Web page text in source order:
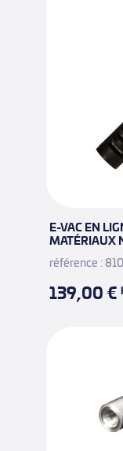
E-VAC EN
MATÉRIAUX
référence :
139,00 €